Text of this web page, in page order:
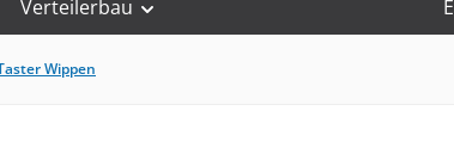
Verteilerbau
Wippen